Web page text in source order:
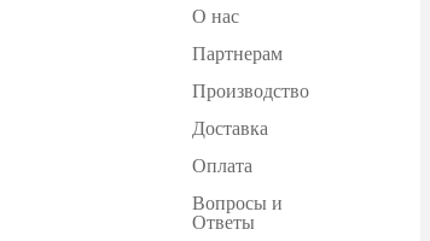
О нас
Партнерам
Производство
Доставка
Оплата
Вопросы и
Ответы